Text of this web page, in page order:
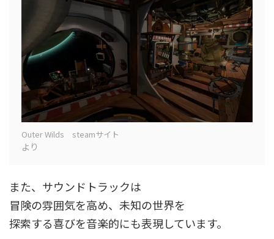
Outer Wilds steamサイト
より
また、サウンドトラックは
冒険の雰囲気を高め、未知の世界を
探索する喜びを音楽的にも表現しています。